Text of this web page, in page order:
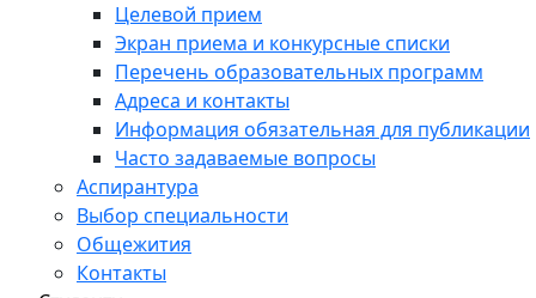
Целевой прием
Экран приема и конкурсные списки
Перечень образовательных программ
Адреса и контакты
Информация обязательная для публикации
Часто задаваемые вопросы
Аспирантура
Выбор специальности
Общежития
Контакты